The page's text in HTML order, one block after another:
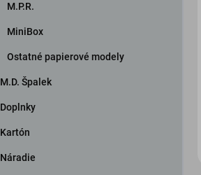
M.P.R.
MiniBox
Ostatné papierové modely
M.D. Špalek
Doplnky
Kartón
Náradie